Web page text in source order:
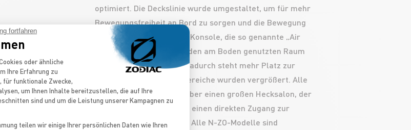
optimiert. Die Deckslinie wurde umgestaltet, um für mehr
Bewegungsfreiheit an Bord zu sorgen und die Bewegung
zu erleichtern. Eine neue Konsole, die so genannte „Air
Console“, ermöglicht es, den am Boden genutzten Raum
maximal zu reduzieren, dadurch steht mehr Platz zur
Verfügung. Die Komfortbereiche wurden vergrößert. Alle
N-ZO-Modelle verfügen über einen großen Hecksalon, der
zahlreiche Sitzplätze und einen direkten Zugang zur
Badefläche hinten bietet. Alle N-ZO-Modelle sind
fortfahren
Passen Sie Ihre Optionen an
oder ähnliche
Ihre Erfahrung zu
für funktionale Zwecke,
um Ihnen Inhalte bereitzustellen, die auf Ihre
sind und um die Leistung unserer Kampagnen zu
teilen wir einige Ihrer persönlichen Daten wie Ihren